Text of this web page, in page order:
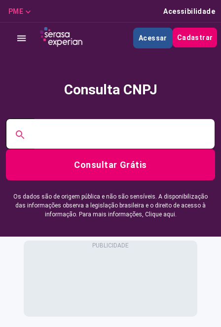
PME Acessibilidade
Acessar Cadastrar
Consulta CNPJ
Consultar Grátis
Os dados são de origem pública e não são sensíveis. A disponibilização
das informações observa a legislação brasileira e o direito de acesso à
informação. Para mais informações, Clique aqui.